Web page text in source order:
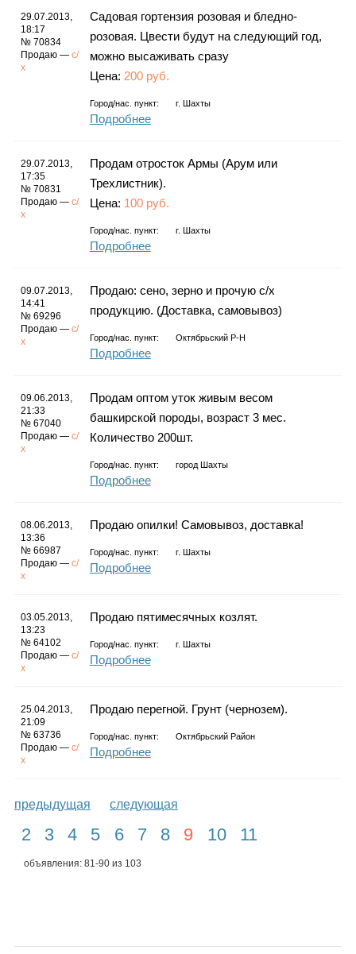
29.07.2013,
18:17
№ 70834
Продаю —с/
х
Садовая гортензия розовая и бледно-
розовая. Цвести будут на следующий год,
можно высаживать сразу
Цена: 200 руб.
Город/нас. пункт: г. Шахты
Подробнее
29.07.2013,
17:35
№ 70831
Продаю —с/
х
Продам отросток Армы (Арум или
Трехлистник).
Цена: 100 руб.
Город/нас. пункт: г. Шахты
Подробнее
09.07.2013,
14:41
№ 69296
Продаю —с/
х
Продаю: сено, зерно и прочую с/х
продукцию. (Доставка, самовывоз)
Город/нас. пункт: Октябрьский Р-Н
Подробнее
09.06.2013,
21:33
№ 67040
Продаю —с/
х
Продам оптом уток живым весом
башкирской породы, возраст 3 мес.
Количество 200шт.
Город/нас. пункт: город Шахты
Подробнее
08.06.2013,
13:36
№ 66987
Продаю —с/
х
Продаю опилки! Самовывоз, доставка!
Город/нас. пункт: г. Шахты
Подробнее
03.05.2013,
13:23
№ 64102
Продаю —с/
х
Продаю пятимесячных козлят.
Город/нас. пункт: г. Шахты
Подробнее
25.04.2013,
21:09
№ 63736
Продаю —с/
х
Продаю перегной. Грунт (чернозем).
Город/нас. пункт: Октябрьский Район
Подробнее
предыдущая следующая
2 3 4 5 6 7 8 9 10 11
объявления: 81-90 из 103